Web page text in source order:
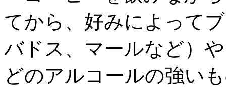
てから、好みによって
バドス、マールなど）
どのアルコールの強い